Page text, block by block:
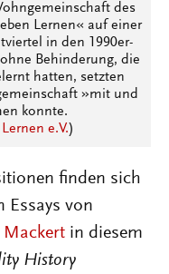
des
Lernen« auf einer
in den 1990er-
Behinderung, die
hatten, setzten
»mit und
konnte.
e.V.)
finden sich
Essays von
Mackert in diesem
History